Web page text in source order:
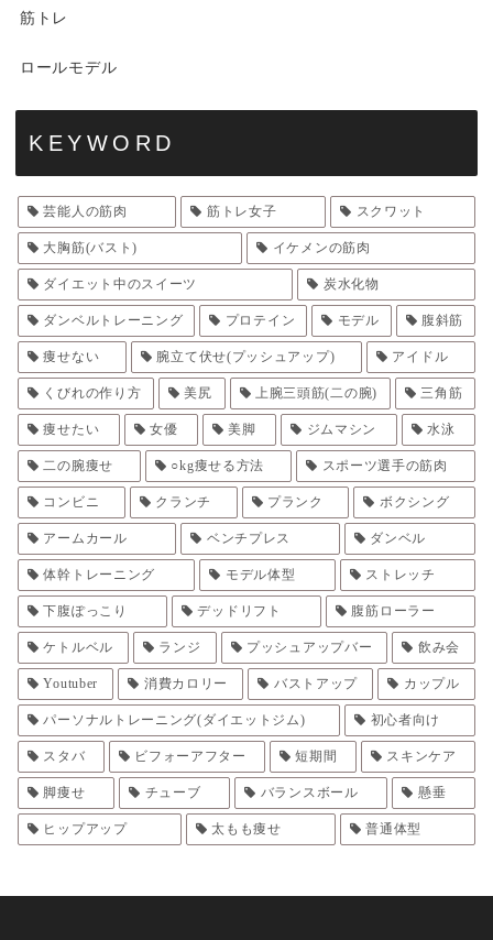
筋トレ
ロールモデル
KEYWORD
芸能人の筋肉 筋トレ女子 スクワット
大胸筋(バスト) イケメンの筋肉
ダイエット中のスイーツ 炭水化物
ダンベルトレーニング プロテイン モデル 腹斜筋
痩せない 腕立て伏せ(プッシュアップ) アイドル
くびれの作り方 美尻 上腕三頭筋(二の腕) 三角筋
痩せたい 女優 美脚 ジムマシン 水泳
二の腕痩せ ○kg痩せる方法 スポーツ選手の筋肉
コンビニ クランチ プランク ボクシング
アームカール ベンチプレス ダンベル
体幹トレーニング モデル体型 ストレッチ
下腹ぽっこり デッドリフト 腹筋ローラー
ケトルベル ランジ プッシュアップバー 飲み会
Youtuber 消費カロリー バストアップ カップル
パーソナルトレーニング(ダイエットジム) 初心者向け
スタバ ビフォーアフター 短期間 スキンケア
脚痩せ チューブ バランスボール 懸垂
ヒップアップ 太もも痩せ 普通体型